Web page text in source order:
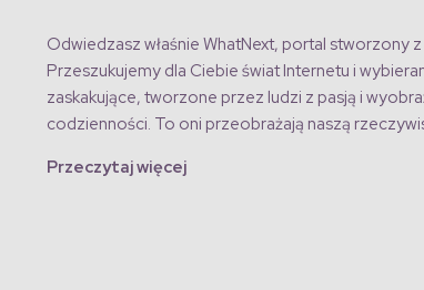
Odwiedzasz właśnie WhatNext, portal stworzony
Przeszukujemy dla Ciebie świat Internetu i
zaskakujące, tworzone przez ludzi z pasją i
codzienności. To oni przeobrażają naszą
Przeczytaj więcej